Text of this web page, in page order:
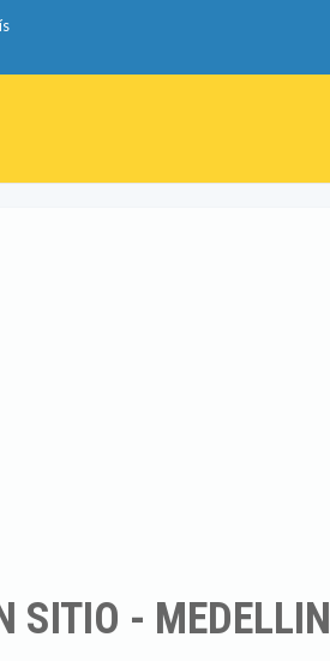
SITIO - MEDELLIN